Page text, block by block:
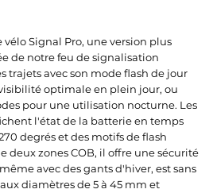
Signal Pro, une version plus
de notre feu de signalisation
trajets avec son mode flash de jour
optimale en plein jour, ou
pour une utilisation nocturne. Les
l'état de la batterie en temps
degrés et des motifs de flash
deux zones COB, il offre une sécurité
avec des gants d'hiver, est sans
diamètres de 5 à 45 mm et